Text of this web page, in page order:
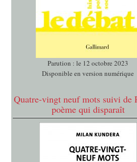
Parution : le 12 octobre 2023
Disponible en version numérique
Quatre-vingt neuf mots suivi de
poème qui disparaît